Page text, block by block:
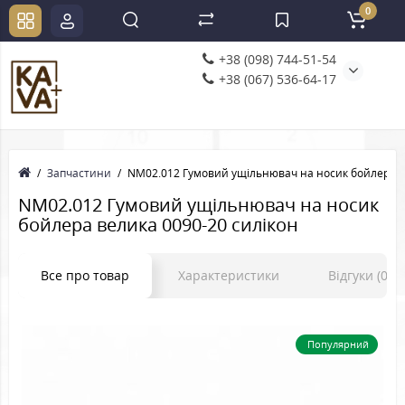
+38 (098) 744-51-54
+38 (067) 536-64-17
0
Запчастини NM02.012 Гумовий ущільнювач на носик бойлера
NM02.012 Гумовий ущільнювач на носик
бойлера велика 0090-20 силікон
Все про товар Характеристики Відгуки (0)
Популярний